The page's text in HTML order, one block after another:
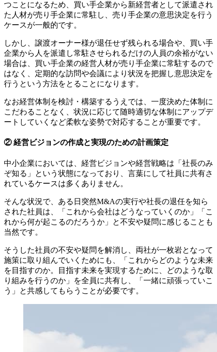
つことになるため、買い手企業から新経営者として派遣され
た人材が売り手企業に常駐し、売り手企業の意思決定を行う
ケースが一般的です。
しかし、譲渡オーナー様が退任せず残られる場合や、買い手
企業から人を派遣し常駐させられるだけの人員の余裕がない
場合は、買い手企業の経営人材が売り手企業に常駐するので
はなく、定期的な訪問や会議により状況を把握し意思決定を
行うという方法をとることになります。
なお経営体制を検討・構築するうえでは、一度決めた体制に
こだわることなく、状況に応じて随時適切な体制にアップデ
ートしていくなど柔軟な姿勢で対応することが重要です。
② 経営ビジョンの作成と実現のための計画策定
中小企業においては、経営ビジョンや経営戦略は「社長のみ
ぞ知る」という状態になっており、言葉にして社員に共有さ
れているケースは多くありません。
そんな状況で、ある日突然M&Aの実行や社長の退任を知ら
された社員は、「これから会社はどうなっていくのか」「こ
れから何が起こるのだろうか」と不安や疑問に感じることも
当然です。
そうした社員の不安や疑問を解消し、両社が一枚岩となって
施策に取り組んでいくためにも、「これからどのような未来
を目指すのか。目指す未来を実現するために、どのような取
り組みを行うのか」を全員に共有し、「一緒に頑張っていこ
う」と共感してもらうことが必要です。